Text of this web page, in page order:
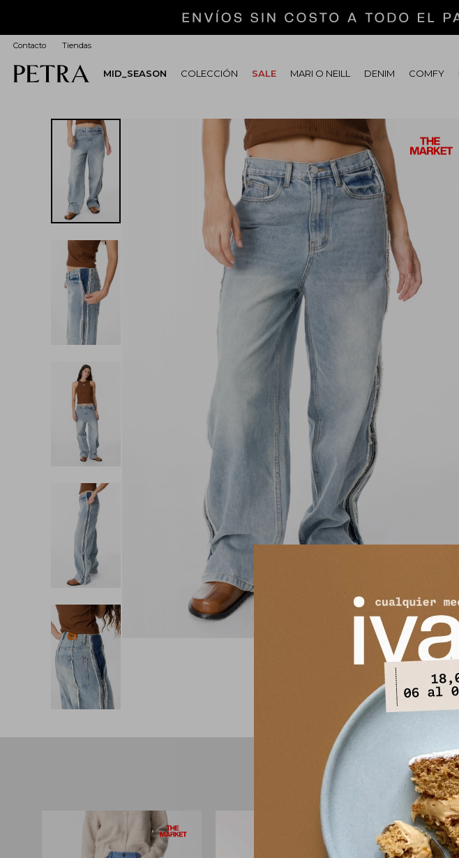
MID_SEASON COLECCIÓN SALE MARI O NEILL DENIM COMFY
Contacto Tiendas
PRODUCTOS QUE